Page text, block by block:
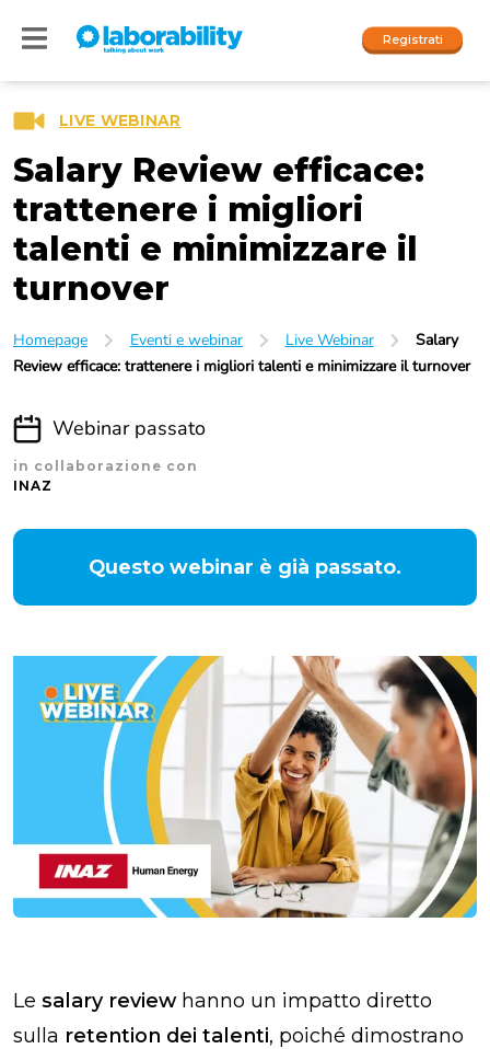
Registrati
I nostri social
Accedi
People
LIVE WEBINAR
Salary Review efficace:
trattenere i migliori
talenti e minimizzare il
turnover
Homepage Eventi e webinar Live Webinar
Salary
Review efficace: trattenere i migliori talenti e minimizzare il turnover
Webinar passato
in collaborazione con
INAZ
Questo webinar è già passato.
Le salary reviewhanno un impatto diretto
sulla retention dei talenti, poiché dimostrano